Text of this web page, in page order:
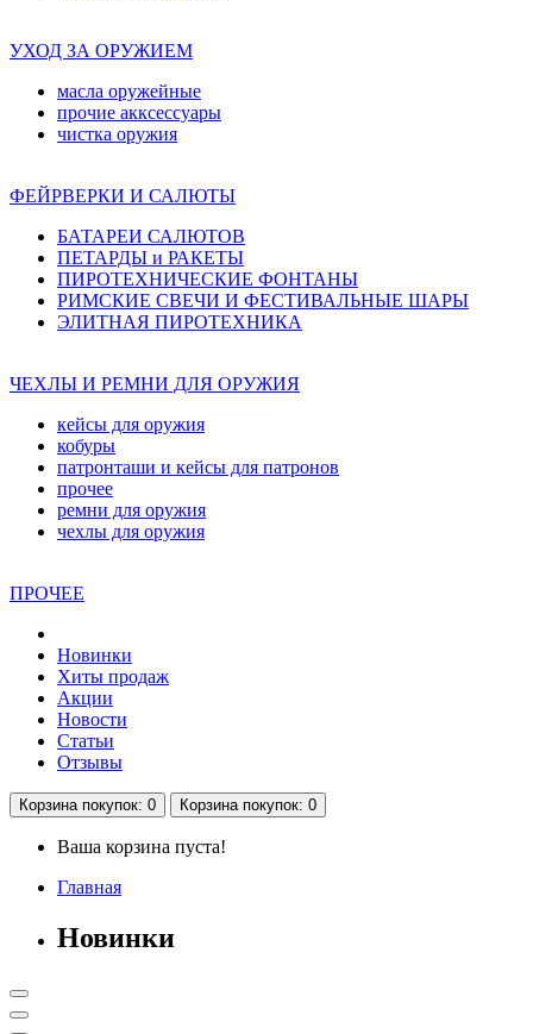
УХОД ЗА ОРУЖИЕМ
масла оружейные
прочие акксессуары
чистка оружия
ФЕЙРВЕРКИ И САЛЮТЫ
БАТАРЕИ САЛЮТОВ
ПЕТАРДЫ и РАКЕТЫ
ПИРОТЕХНИЧЕСКИЕ ФОНТАНЫ
РИМСКИЕ СВЕЧИ И ФЕСТИВАЛЬНЫЕ ШАРЫ
ЭЛИТНАЯ ПИРОТЕХНИКА
ЧЕХЛЫ И РЕМНИ ДЛЯ ОРУЖИЯ
кейсы для оружия
кобуры
патронташи и кейсы для патронов
прочее
ремни для оружия
чехлы для оружия
ПРОЧЕЕ
Новинки
Хиты продаж
Акции
Новости
Статьи
Отзывы
Корзина покупок: 0 Корзина покупок: 0
Ваша корзина пуста!
Главная
Новинки